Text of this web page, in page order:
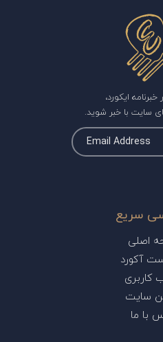
خبرنامه ایکورد،
سایت با خبر شوید.
سریع
اصلی
آکورد
کاربری
سایت
با ما